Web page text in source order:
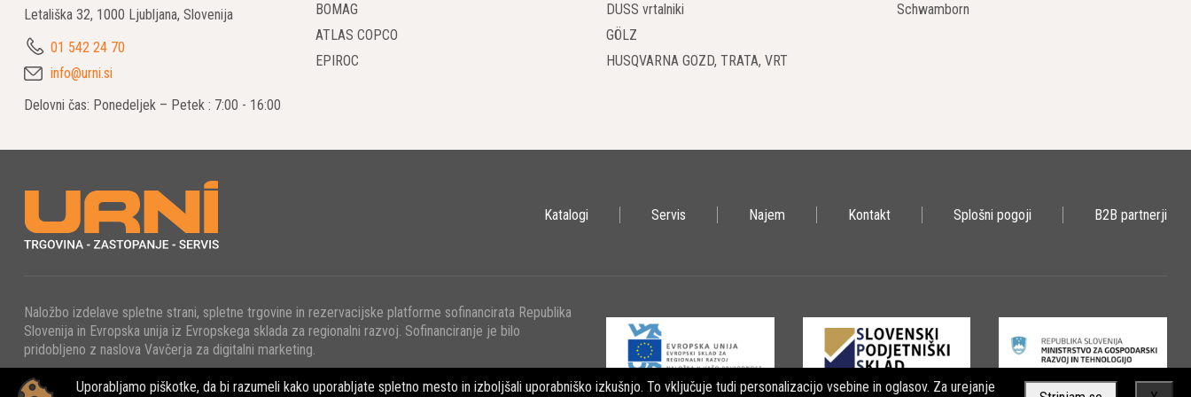
Uporaba rušilnih robotov DXR prinaša številne prednosti:
Natančnost : Rušilni roboti omogočajo visoko natančnost pri delu, kar zmanjšuje tveganje za poškodbe okolice.
Varnost: Operaterji lahko delajo na varni razdalji od nevarnih območij, kar povečuje varnost na gradbišču.
Uporabljamo piškotke, da bi razumeli kako uporabljate spletno mesto in izboljšali uporabniško izkušnjo. To vključuje tudi personalizacijo vsebine in oglasov. Za urejanje
Letališka 32, 1000 Ljubljana, Slovenija
01 542 24 70
info@urni.si
Delovni čas: Ponedeljek – Petek : 7:00 - 16:00
BOMAG
ATLAS COPCO
EPIROC
DUSS vrtalniki
GÖLZ
HUSQVARNA GOZD, TRATA, VRT
Schwamborn
Katalogi Servis Najem Kontakt Splošni pogoji B2B partnerji
Naložbo izdelave spletne strani, spletne trgovine in rezervacijske platforme sofinancirata Republika
Slovenija in Evropska unija iz Evropskega sklada za regionalni razvoj. Sofinanciranje je bilo
pridobljeno z naslova Vavčerja za digitalni marketing.